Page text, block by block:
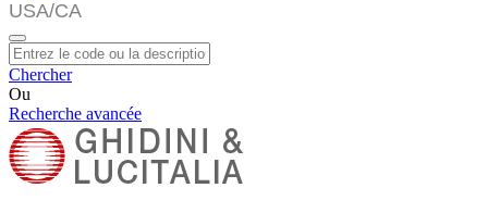
Chercher
Ou
Recherche avancée